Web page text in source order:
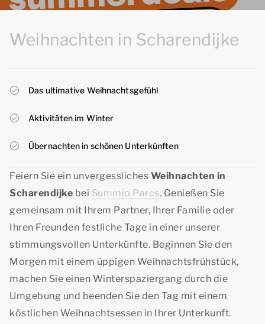
Weihnachten in Scharendijke
Das ultimative Weihnachtsgefühl
Aktivitäten im Winter
Übernachten in schönen Unterkünften
Feiern Sie ein unvergessliches Weihnachten in
Scharendijke bei Summio Parcs. Genießen Sie
gemeinsam mit Ihrem Partner, Ihrer Familie oder
Ihren Freunden festliche Tage in einer unserer
stimmungsvollen Unterkünfte. Beginnen Sie den
Morgen mit einem üppigen Weihnachtsfrühstück,
machen Sie einen Winterspaziergang durch die
Umgebung und beenden Sie den Tag mit einem
köstlichen Weihnachtsessen in Ihrer Unterkunft.